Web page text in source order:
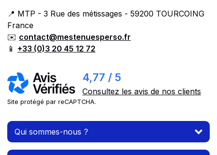
📍 MTP - 3 Rue des métissages - 59200 TOURCOING
France
✉️ contact@mestenuesperso.fr
📱 +33 (0)3 20 45 12 72
4,77 / 5
Consultez les avis de nos clients
Site protégé par reCAPTCHA.
Qui sommes-nous ?